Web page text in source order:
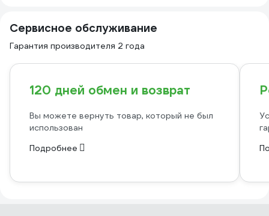
Сервисное обслуживание
Гарантия производителя 2 года
120 дней обмен и возврат
Вы можете вернуть товар, который не был
использован
Подробнее